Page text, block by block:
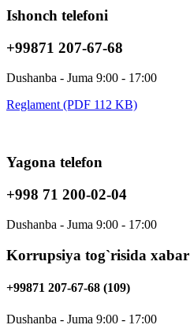
Ishonch telefoni
+99871 207-67-68
Dushanba - Juma 9:00 - 17:00
Reglament (PDF 112 KB)
Yagona telefon
+998 71 200-02-04
Dushanba - Juma 9:00 - 17:00
Korrupsiya tog`risida xabar
+99871 207-67-68 (109)
Dushanba - Juma 9:00 - 17:00